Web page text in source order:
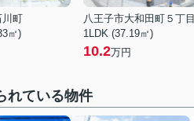
川町
㎡)
八王子市大和田町５丁目
1LDK (37.19㎡)
10.2万円
れている物件